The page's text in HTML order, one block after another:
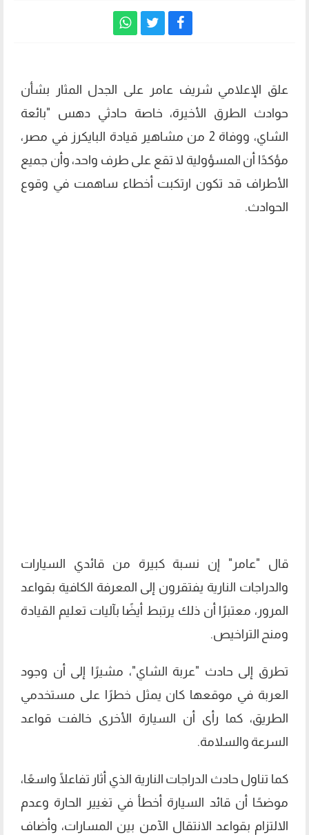
علق الإعلامي شريف عامر على الجدل المثار بشأن
حوادث الطرق الأخيرة، خاصة حادثي دهس "بائعة
الشاي، ووفاة 2 من مشاهير قيادة البايكرز في مصر،
مؤكدًا أن المسؤولية لا تقع على طرف واحد، وأن جميع
الأطراف قد تكون ارتكبت أخطاء ساهمت في وقوع
الحوادث.
قال "عامر" إن نسبة كبيرة من قائدي السيارات
والدراجات النارية يفتقرون إلى المعرفة الكافية بقواعد
المرور، معتبرًا أن ذلك يرتبط أيضًا بآليات تعليم القيادة
ومنح التراخيص.
تطرق إلى حادث "عربة الشاي"، مشيرًا إلى أن وجود
العربة في موقعها كان يمثل خطرًا على مستخدمي
الطريق، كما رأى أن السيارة الأخرى خالفت قواعد
السرعة والسلامة.
كما تناول حادث الدراجات النارية الذي أثار تفاعلًا واسعًا،
موضحًا أن قائد السيارة أخطأ في تغيير الحارة وعدم
الالتزام بقواعد الانتقال الآمن بين المسارات، وأضاف